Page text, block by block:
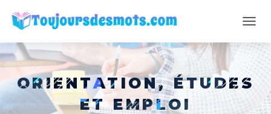
LA
ORIENTATION, ÉTUDES
ET EMPLOI